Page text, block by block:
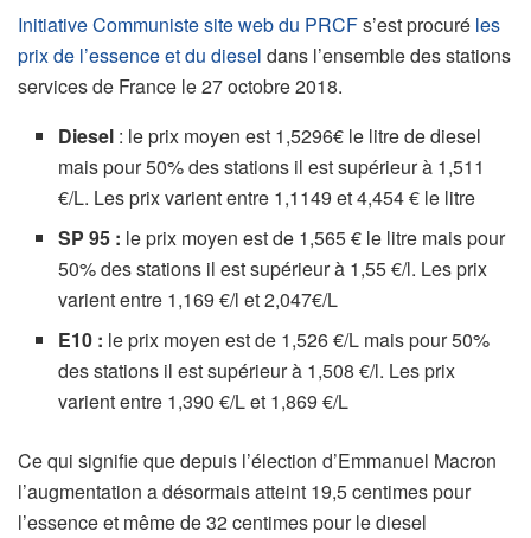
Initiative Communiste site web du PRCFs’est procuré les
prix de l’essence et du diesel dans l’ensemble des stations
services de France le 27 octobre 2018.
Diesel : le prix moyen est 1,5296€ le litre de diesel
mais pour 50% des stations il est supérieur à 1,511
€/L. Les prix varient entre 1,1149 et 4,454 € le litre
SP 95 : le prix moyen est de 1,565 € le litre mais pour
50% des stations il est supérieur à 1,55 €/l. Les prix
varient entre 1,169 €/l et 2,047€/L
E10 : le prix moyen est de 1,526 €/L mais pour 50%
des stations il est supérieur à 1,508 €/l. Les prix
varient entre 1,390 €/L et 1,869 €/L
Ce qui signifie que depuis l’élection d’Emmanuel Macron
l’augmentation a désormais atteint 19,5 centimes pour
l’essence et même de 32 centimes pour le diesel